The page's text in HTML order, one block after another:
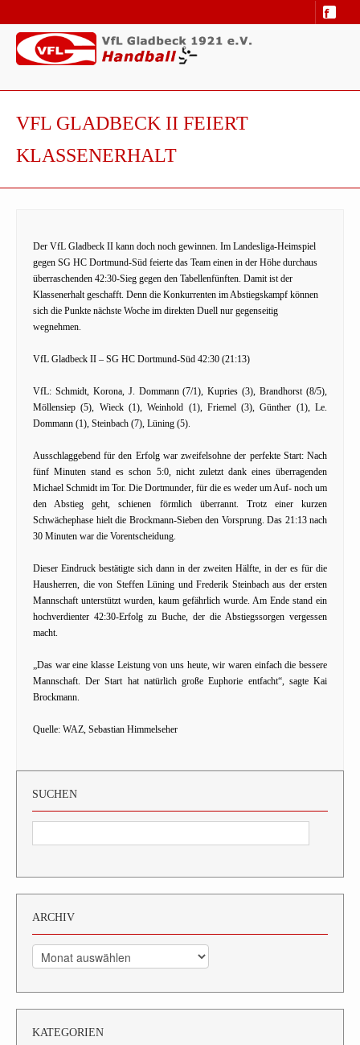
VFL GLADBECK II FEIERT
KLASSENERHALT
Der VfL Gladbeck II kann doch noch gewinnen. Im Landesliga-Heimspiel
gegen SG HC Dortmund-Süd feierte das Team einen in der Höhe durchaus
überraschenden 42:30-Sieg gegen den Tabellenfünften. Damit ist der
Klassenerhalt geschafft. Denn die Konkurrenten im Abstiegskampf können
sich die Punkte nächste Woche im direkten Duell nur gegenseitig
wegnehmen.
VfL Gladbeck II – SG HC Dortmund-Süd 42:30 (21:13)
VfL: Schmidt, Korona, J. Dommann (7/1), Kupries (3), Brandhorst (8/5),
Möllensiep (5), Wieck (1), Weinhold (1), Friemel (3), Günther (1), Le.
Dommann (1), Steinbach (7), Lüning (5).
Ausschlaggebend für den Erfolg war zweifelsohne der perfekte Start: Nach
fünf Minuten stand es schon 5:0, nicht zuletzt dank eines überragenden
Michael Schmidt im Tor. Die Dortmunder, für die es weder um Auf- noch um
den Abstieg geht, schienen förmlich überrannt. Trotz einer kurzen
Schwächephase hielt die Brockmann-Sieben den Vorsprung. Das 21:13 nach
30 Minuten war die Vorentscheidung.
Dieser Eindruck bestätigte sich dann in der zweiten Hälfte, in der es für die
Hausherren, die von Steffen Lüning und Frederik Steinbach aus der ersten
Mannschaft unterstützt wurden, kaum gefährlich wurde. Am Ende stand ein
hochverdienter 42:30-Erfolg zu Buche, der die Abstiegssorgen vergessen
macht.
„Das war eine klasse Leistung von uns heute, wir waren einfach die bessere
Mannschaft. Der Start hat natürlich große Euphorie entfacht“, sagte Kai
Brockmann.
Quelle: WAZ, Sebastian Himmelseher
SUCHEN
ARCHIV
Archiv
KATEGORIEN